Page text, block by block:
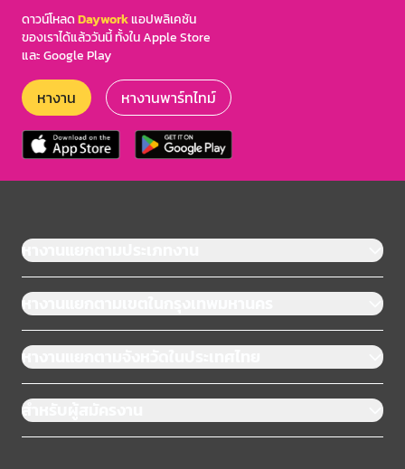
ดาวน์โหลดDayworkแอปพลิเคชัน
ของเราได้แล้ววันนี้ ทั้งใน Apple Store
และ Google Play
หางาน หางานพาร์ทไทม์
หางานแยกตามประเภทงาน
หางานแยกตามเขตในกรุงเทพมหานคร
หางานแยกตามจังหวัดในประเทศไทย
สำหรับผู้สมัครงาน